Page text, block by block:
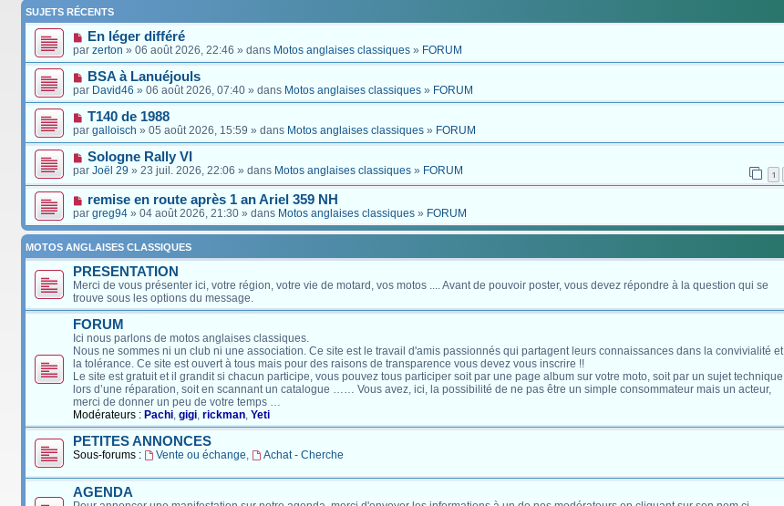
SUJETS RÉCENTS
En léger différé
par zerton » 06 août 2026, 22:46 » dans Motos anglaises classiques » FORUM
BSA à Lanuéjouls
par David46 » 06 août 2026, 07:40 » dans Motos anglaises classiques » FORUM
T140 de 1988
par galloisch » 05 août 2026, 15:59 » dans Motos anglaises classiques » FORUM
Sologne Rally VI
1
par Joël 29 » 23 juil. 2026, 22:06 » dans Motos anglaises classiques » FORUM
remise en route après 1 an Ariel 359 NH
par greg94 » 04 août 2026, 21:30 » dans Motos anglaises classiques » FORUM
MOTOS ANGLAISES CLASSIQUES
PRESENTATION
Merci de vous présenter ici, votre région, votre vie de motard, vos motos .... Avant de pouvoir poster, vous devez répondre à la question qui se
trouve sous les options du message.
FORUM
Ici nous parlons de motos anglaises classiques.
Nous ne sommes ni un club ni une association. Ce site est le travail d'amis passionnés qui partagent leurs connaissances dans la convivialité et
la tolérance. Ce site est ouvert à tous mais pour des raisons de transparence vous devez vous inscrire !!
Le site est gratuit et il grandit si chacun participe, vous pouvez tous participer soit par une page album sur votre moto, soit par un sujet technique
lors d’une réparation, soit en scannant un catalogue …… Vous avez, ici, la possibilité de ne pas être un simple consommateur mais un acteur,
merci de donner un peu de votre temps …
Modérateurs : Pachi, gigi, rickman, Yeti
PETITES ANNONCES
Sous-forums : Vente ou échange, Achat - Cherche
AGENDA